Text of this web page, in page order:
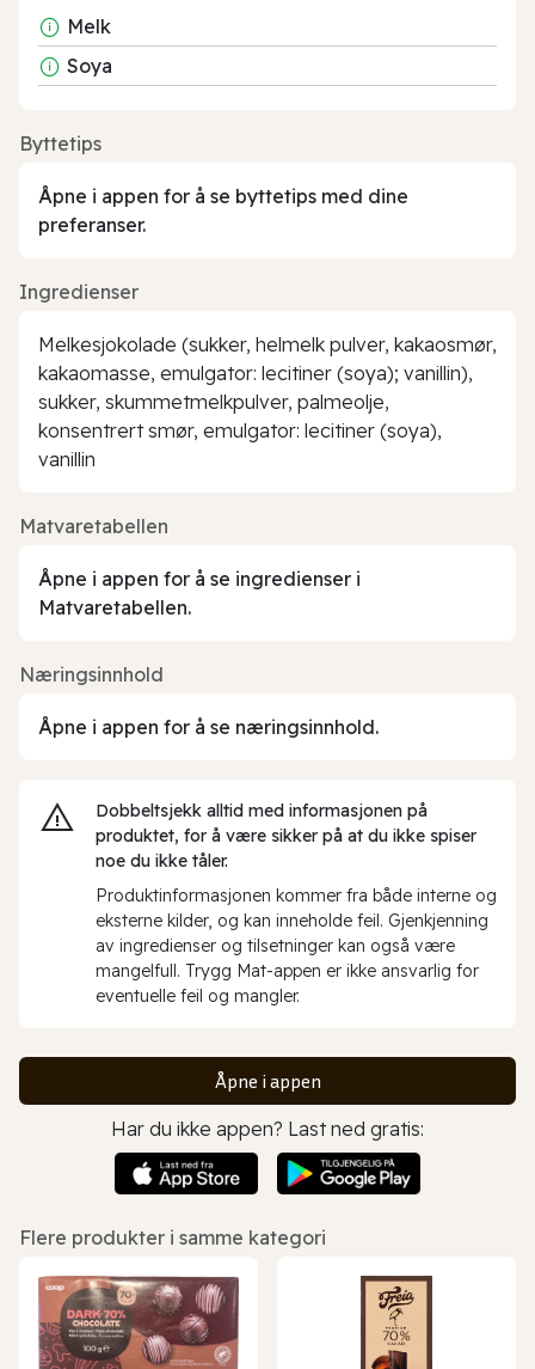
Melk
Soya
Byttetips
Åpne i appen for å se byttetips med dine
preferanser.
Ingredienser
Melkesjokolade (sukker, helmelk pulver, kakaosmør,
kakaomasse, emulgator: lecitiner (soya); vanillin),
sukker, skummetmelkpulver, palmeolje,
konsentrert smør, emulgator: lecitiner (soya),
vanillin
Matvaretabellen
Åpne i appen for å se ingredienser i
Matvaretabellen.
Næringsinnhold
Åpne i appen for å se næringsinnhold.
Dobbeltsjekk alltid med informasjonen på
produktet, for å være sikker på at du ikke spiser
noe du ikke tåler.
Produktinformasjonen kommer fra både interne og
eksterne kilder, og kan inneholde feil. Gjenkjenning
av ingredienser og tilsetninger kan også være
mangelfull. Trygg Mat-appen er ikke ansvarlig for
eventuelle feil og mangler.
Åpne i appen
Har du ikke appen? Last ned gratis:
Flere produkter i samme kategori